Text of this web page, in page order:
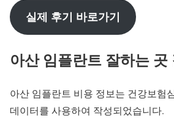
실제 후기 바로가기
아산 임플란트 잘하는 곳
아산 임플란트 비용 정보는 건강보험
데이터를 사용하여 작성되었습니다.